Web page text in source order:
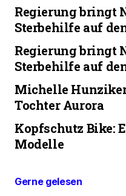
Regierung bringt
Sterbehilfe auf
Regierung bringt
Sterbehilfe auf
Michelle
Tochter Aurora
Kopfschutz Bike:
Modelle
Gerne gelesen